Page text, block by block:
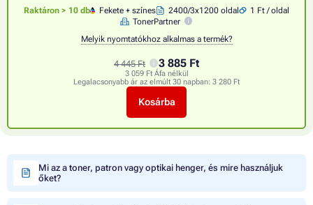
Raktáron > 10 db Fekete + színes 2400/3x1200 oldal
1 Ft / oldal
TonerPartner
Melyik nyomtatókhoz alkalmas a termék?
4 445 Ft 3 885 Ft
3 059 Ft Áfa nélkül
Legalacsonyabb ár az elmúlt 30 napban: 3 280 Ft
Kosárba
Mi az a toner, patron vagy optikai henger, és mire használjuk
őket?